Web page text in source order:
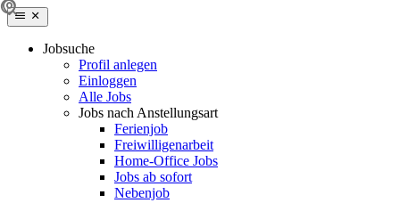
Jobsuche
Profil anlegen
Einloggen
Alle Jobs
Jobs nach Anstellungsart
Ferienjob
Freiwilligenarbeit
Home-Office Jobs
Jobs ab sofort
Nebenjob